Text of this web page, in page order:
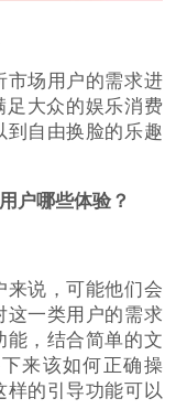
市场用户的需求进
足大众的娱乐消费
到自由换脸的乐趣
户哪些体验？
来说，可能他们会
这一类用户的需求
能，结合简单的文
来该如何正确操
样的引导功能可以